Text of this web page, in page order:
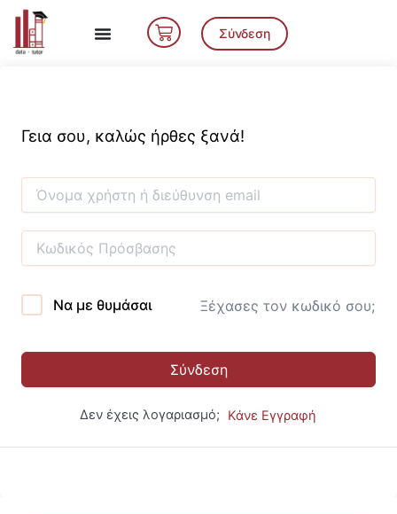
Μετάβαση
περιεχόμενο
Cart Σύνδεση
Γεια σου, καλώς ήρθες ξανά!
Να με θυμάσαι Ξέχασες τον κωδικό σου;
Σύνδεση
Δεν έχεις λογαριασμό; Κάνε Εγγραφή